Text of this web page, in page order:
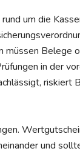
um die
müssen Belege
in der
riskiert
und